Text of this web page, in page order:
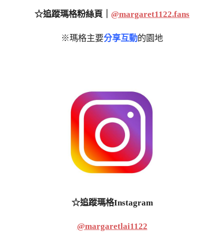
☆追蹤瑪格粉絲頁｜ @margaret1122.fans
※瑪格主要分享互動的園地
☆追蹤瑪格Instagram
@margaretlai1122